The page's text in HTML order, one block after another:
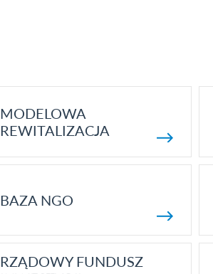
MODELOWA
REWITALIZACJA
BAZA NGO
RZĄDOWY FUNDUSZ